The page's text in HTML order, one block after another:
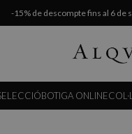
-15% de descompte fins al 6
BOTIGA ONLINE